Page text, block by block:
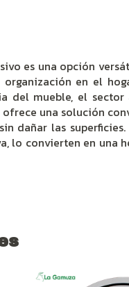
es una opción
organización en el
del mueble, el
una solución
dañar las
lo convierten en una